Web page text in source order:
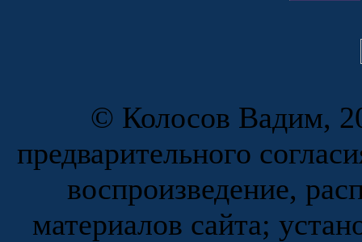
© Колосов Вадим,
предварительного
воспроизведение,
материалов сайта;